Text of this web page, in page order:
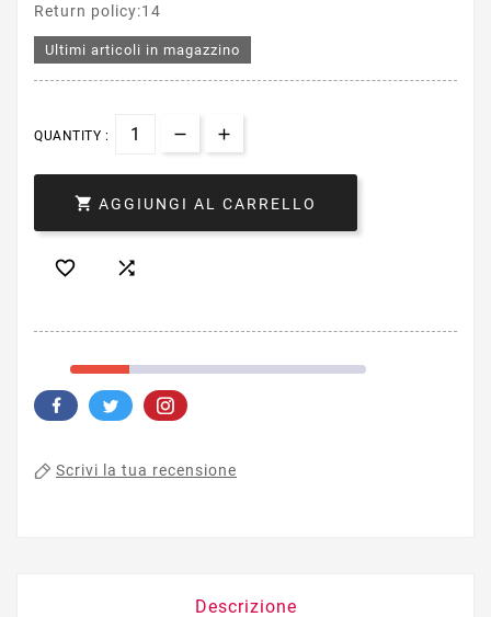
Return policy:14
Ultimi articoli in magazzino
QUANTITY :
 AGGIUNGI AL CARRELLO
 
Scrivi la tua recensione
Descrizione